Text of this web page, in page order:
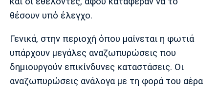
θέσουν υπό έλεγχο.
Γενικά, στην περιοχή όπου μαίνεται η φωτιά
υπάρχουν μεγάλες αναζωπυρώσεις που
δημιουργούν επικίνδυνες καταστάσεις. Οι
αναζωπυρώσεις ανάλογα με τη φορά του αέρα